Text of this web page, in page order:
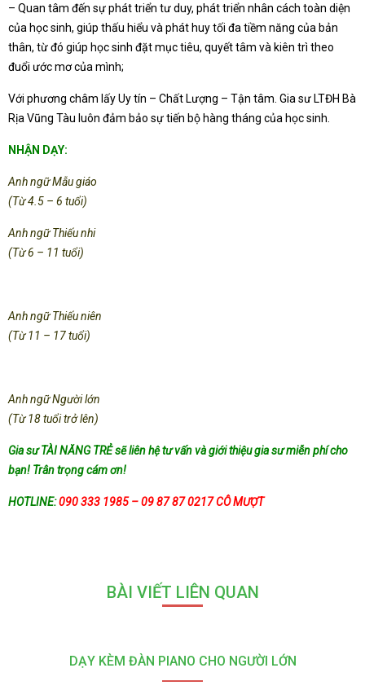
– Quan tâm đến sự phát triển tư duy, phát triển nhân cách toàn diện
của học sinh, giúp thấu hiểu và phát huy tối đa tiềm năng của bản
thân, từ đó giúp học sinh đặt mục tiêu, quyết tâm và kiên trì theo
đuổi ước mơ của mình;
Với phương châm lấy Uy tín – Chất Lượng – Tận tâm. Gia sư LTĐH Bà
Rịa Vũng Tàu luôn đảm bảo sự tiến bộ hàng tháng của học sinh.
NHẬN DẠY:
Anh ngữ Mẫu giáo
(Từ 4.5 – 6 tuổi)
Anh ngữ Thiếu nhi
(Từ 6 – 11 tuổi)
Anh ngữ Thiếu niên
(Từ 11 – 17 tuổi)
Anh ngữ Người lớn
(Từ 18 tuổi trở lên)
Gia sư TÀI NĂNG TRẺ sẽ liên hệ tư vấn và giới thiệu gia sư miễn phí cho
bạn! Trân trọng cám ơn!
HOTLINE:090 333 1985 – 09 87 87 0217 CÔ MƯỢT
BÀI VIẾT LIÊN QUAN
DẠY KÈM ĐÀN PIANO CHO NGƯỜI LỚN